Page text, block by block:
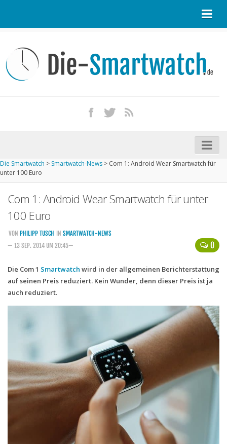
Kontakt / Tipp geben
Impressum
iPhone kaufen
Startseite
Kommende Smartwatches
Handytarife
Smartphonetarife
Prepaid-Tarife
Datentarife
Flatrate-Prepaidtarife
Mobilfunk-Vergleichsrechner
Mobilfunk-Tarifrechner
Flatrate-Datentarife
Die Smartwatch > Smartwatch-News > Com 1: Android Wear Smartwatch für
unter 100 Euro
Com 1: Android Wear Smartwatch für unter
100 Euro
0
VON PHILIPP TUSCH IN SMARTWATCH-NEWS
— 13 SEP. 2014 UM 20:45—
Die Com 1 Smartwatch wird in der allgemeinen Berichterstattung
auf seinen Preis reduziert. Kein Wunder, denn dieser Preis ist ja
auch reduziert.